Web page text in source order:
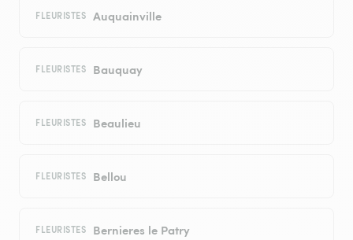
FLEURISTES Auquainville
FLEURISTES Bauquay
FLEURISTES Beaulieu
FLEURISTES Bellou
FLEURISTES Bernieres le Patry